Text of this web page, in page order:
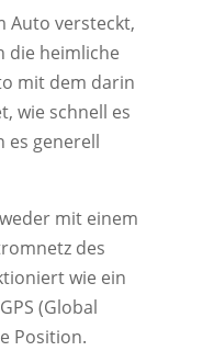
Auto versteckt,
die heimliche
mit dem darin
wie schnell es
es generell
mit einem
des
wie ein
(Global
Position.